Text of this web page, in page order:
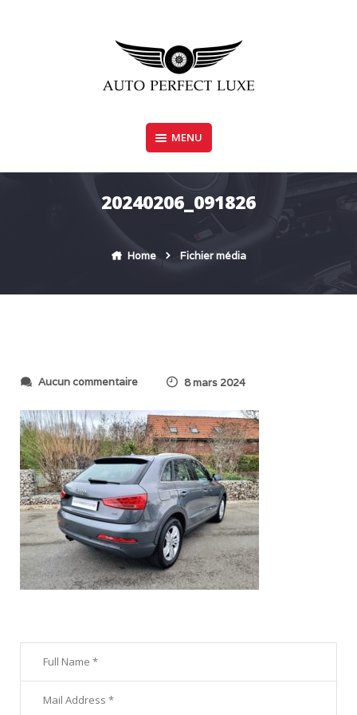
AUTO PERFECT LUXE
MENU
20240206_091826
Home Fichier média
Aucun commentaires
r
2
0
2
4
0
2
0
6
_
9
1
8 mars 2024